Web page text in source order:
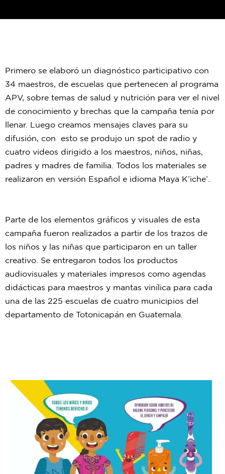
Primero se elaboró un diagnóstico participativo con
34 maestros, de escuelas que pertenecen al programa
APV, sobre temas de salud y nutrición para ver el nivel
de conocimiento y brechas que la campaña tenía por
llenar. Luego creamos mensajes claves para su
difusión, con esto se produjo un spot de radio y
cuatro videos dirigido a los maestros, niños, niñas,
padres y madres de familia. Todos los materiales se
realizaron en versión Español e idioma Maya K’iche’.
Parte de los elementos gráficos y visuales de esta
campaña fueron realizados a partir de los trazos de
los niños y las niñas que participaron en un taller
creativo. Se entregaron todos los productos
audiovisuales y materiales impresos como agendas
didácticas para maestros y mantas vinílica para cada
una de las 225 escuelas de cuatro municipios del
departamento de Totonicapán en Guatemala.